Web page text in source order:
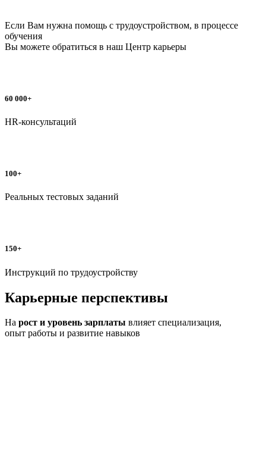
Если Вам нужна помощь с трудоустройством, в процессе
обучения
Вы можете обратиться в наш Центр карьеры
60 000+
HR-консультаций
100+
Реальных тестовых заданий
150+
Инструкций по трудоустройству
Карьерные перспективы
На рост и уровень зарплаты влияет специализация,
опыт работы и развитие навыков